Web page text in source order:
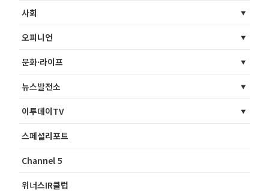
사회
오피니언
문화·라이프
뉴스발전소
이투데이TV
스페셜리포트
Channel 5
위너스IR클럽